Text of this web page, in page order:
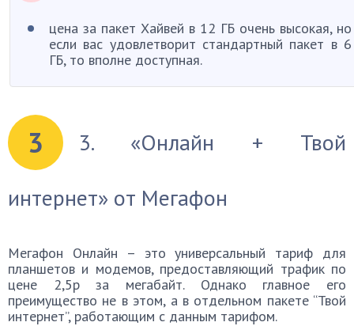
цена за пакет Хайвей в 12 ГБ очень высокая, но
если вас удовлетворит стандартный пакет в 6
ГБ, то вполне доступная.
3
3. «Онлайн + Твой
интернет» от Мегафон
Мегафон Онлайн – это универсальный тариф для
планшетов и модемов, предоставляющий трафик по
цене 2,5р за мегабайт. Однако главное его
преимущество не в этом, а в отдельном пакете “Твой
интернет”, работающим с данным тарифом.